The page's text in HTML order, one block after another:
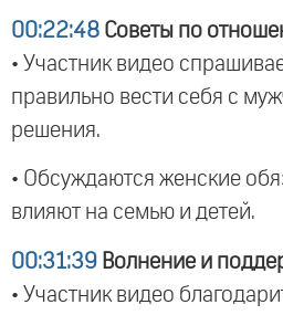
00:22:48 Советы по
• Участник видео
правильно вести себя с
решения.
• Обсуждаются женские
влияют на семью и детей.
00:31:39 Волнение и
• Участник видео